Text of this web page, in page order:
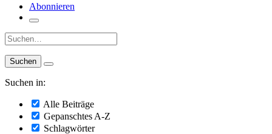
Abonnieren
Suche:
Suchen in:
Alle Beiträge
Gepanschtes A-Z
Schlagwörter